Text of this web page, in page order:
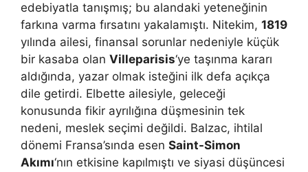
edebiyatla tanışmış; bu alandaki yeteneğinin
farkına varma fırsatını yakalamıştı. Nitekim, 1819
yılında ailesi, finansal sorunlar nedeniyle küçük
bir kasaba olan Villeparisis‘ye taşınma kararı
aldığında, yazar olmak isteğini ilk defa açıkça
dile getirdi. Elbette ailesiyle, geleceği
konusunda fikir ayrılığına düşmesinin tek
nedeni, meslek seçimi değildi. Balzac, ihtilal
dönemi Fransa’sında esen Saint-Simon
Akımı‘nın etkisine kapılmıştı ve siyasi düşüncesi